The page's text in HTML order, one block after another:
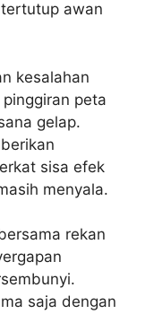
awan
kesalahan
peta
gelap.
sisa efek
menyala.
rekan
saja dengan